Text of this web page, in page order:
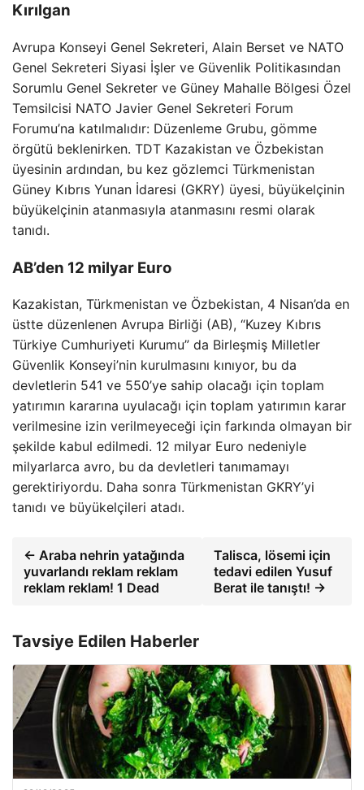
Kırılgan
Avrupa Konseyi Genel Sekreteri, Alain Berset ve NATO
Genel Sekreteri Siyasi İşler ve Güvenlik Politikasından
Sorumlu Genel Sekreter ve Güney Mahalle Bölgesi Özel
Temsilcisi NATO Javier Genel Sekreteri Forum
Forumu’na katılmalıdır: Düzenleme Grubu, gömme
örgütü beklenirken. TDT Kazakistan ve Özbekistan
üyesinin ardından, bu kez gözlemci Türkmenistan
Güney Kıbrıs Yunan İdaresi (GKRY) üyesi, büyükelçinin
büyükelçinin atanmasıyla atanmasını resmi olarak
tanıdı.
AB’den 12 milyar Euro
Kazakistan, Türkmenistan ve Özbekistan, 4 Nisan’da en
üstte düzenlenen Avrupa Birliği (AB), “Kuzey Kıbrıs
Türkiye Cumhuriyeti Kurumu” da Birleşmiş Milletler
Güvenlik Konseyi’nin kurulmasını kınıyor, bu da
devletlerin 541 ve 550’ye sahip olacağı için toplam
yatırımın kararına uyulacağı için toplam yatırımın karar
verilmesine izin verilmeyeceği için farkında olmayan bir
şekilde kabul edilmedi. 12 milyar Euro nedeniyle
milyarlarca avro, bu da devletleri tanımamayı
gerektiriyordu. Daha sonra Türkmenistan GKRY’yi
tanıdı ve büyükelçileri atadı.
← Araba nehrin yatağında
yuvarlandı reklam reklam
reklam reklam! 1 Dead
Talisca, lösemi için
tedavi edilen Yusuf
Berat ile tanıştı! →
Tavsiye Edilen Haberler